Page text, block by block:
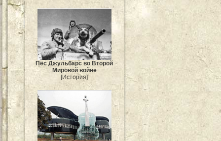
Пёс Джульбарс во Второй
Мировой войне
[История]